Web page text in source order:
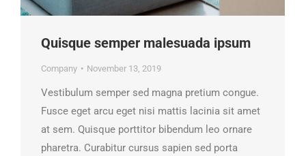
Quisque semper malesuada ipsum
Company November 13, 2019
Vestibulum semper sed magna pretium congue.
Fusce eget arcu eget nisi mattis lacinia sit amet
at sem. Quisque porttitor bibendum leo ornare
pharetra. Curabitur cursus sapien sed porta